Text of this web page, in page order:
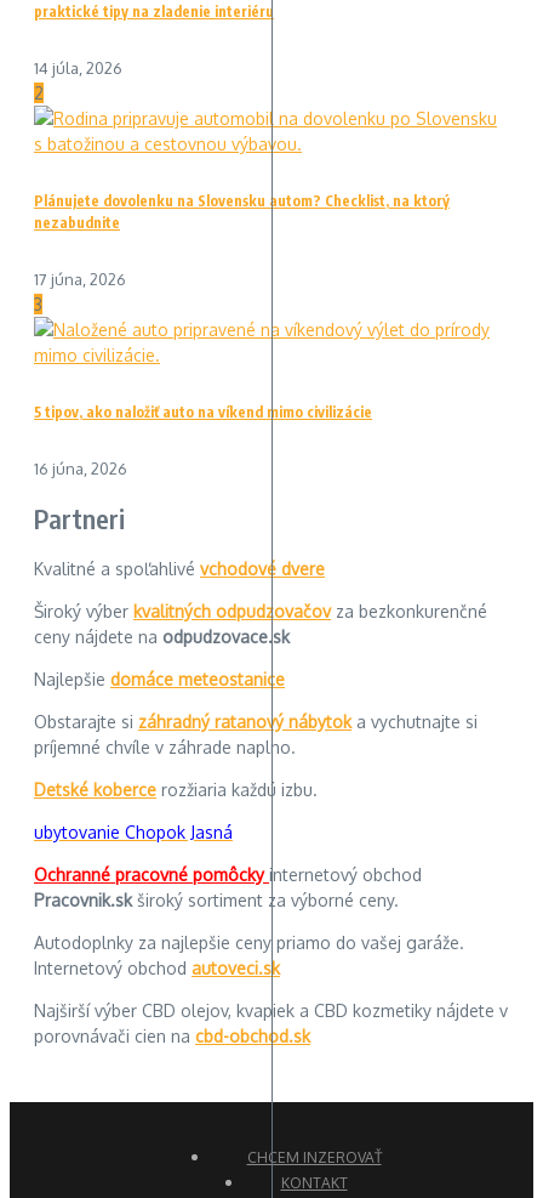
praktické tipy na zladenie interiéru
14 júla, 2026
2
Plánujete dovolenku na Slovensku autom? Checklist, na ktorý
nezabudnite
17 júna, 2026
3
5 tipov, ako naložiť auto na víkend mimo civilizácie
16 júna, 2026
Partneri
Kvalitné a spoľahlivé vchodové dvere
Široký výber kvalitných odpudzovačovza bezkonkurenčné
ceny nájdete na odpudzovace.sk
Najlepšie domáce meteostanice
Obstarajte si záhradný ratanový nábytoka vychutnajte si
príjemné chvíle v záhrade naplno.
Detské koberce rozžiaria každú izbu.
ubytovanie Chopok Jasná
Ochranné pracovné pomôckyinternetový obchod
Pracovnik.skširoký sortiment za výborné ceny.
Autodoplnky za najlepšie ceny priamo do vašej garáže.
Internetový obchod autoveci.sk
Najširší výber CBD olejov, kvapiek a CBD kozmetiky nájdete v
porovnávači cien na cbd-obchod.sk
CHCEM INZEROVAŤ
KONTAKT